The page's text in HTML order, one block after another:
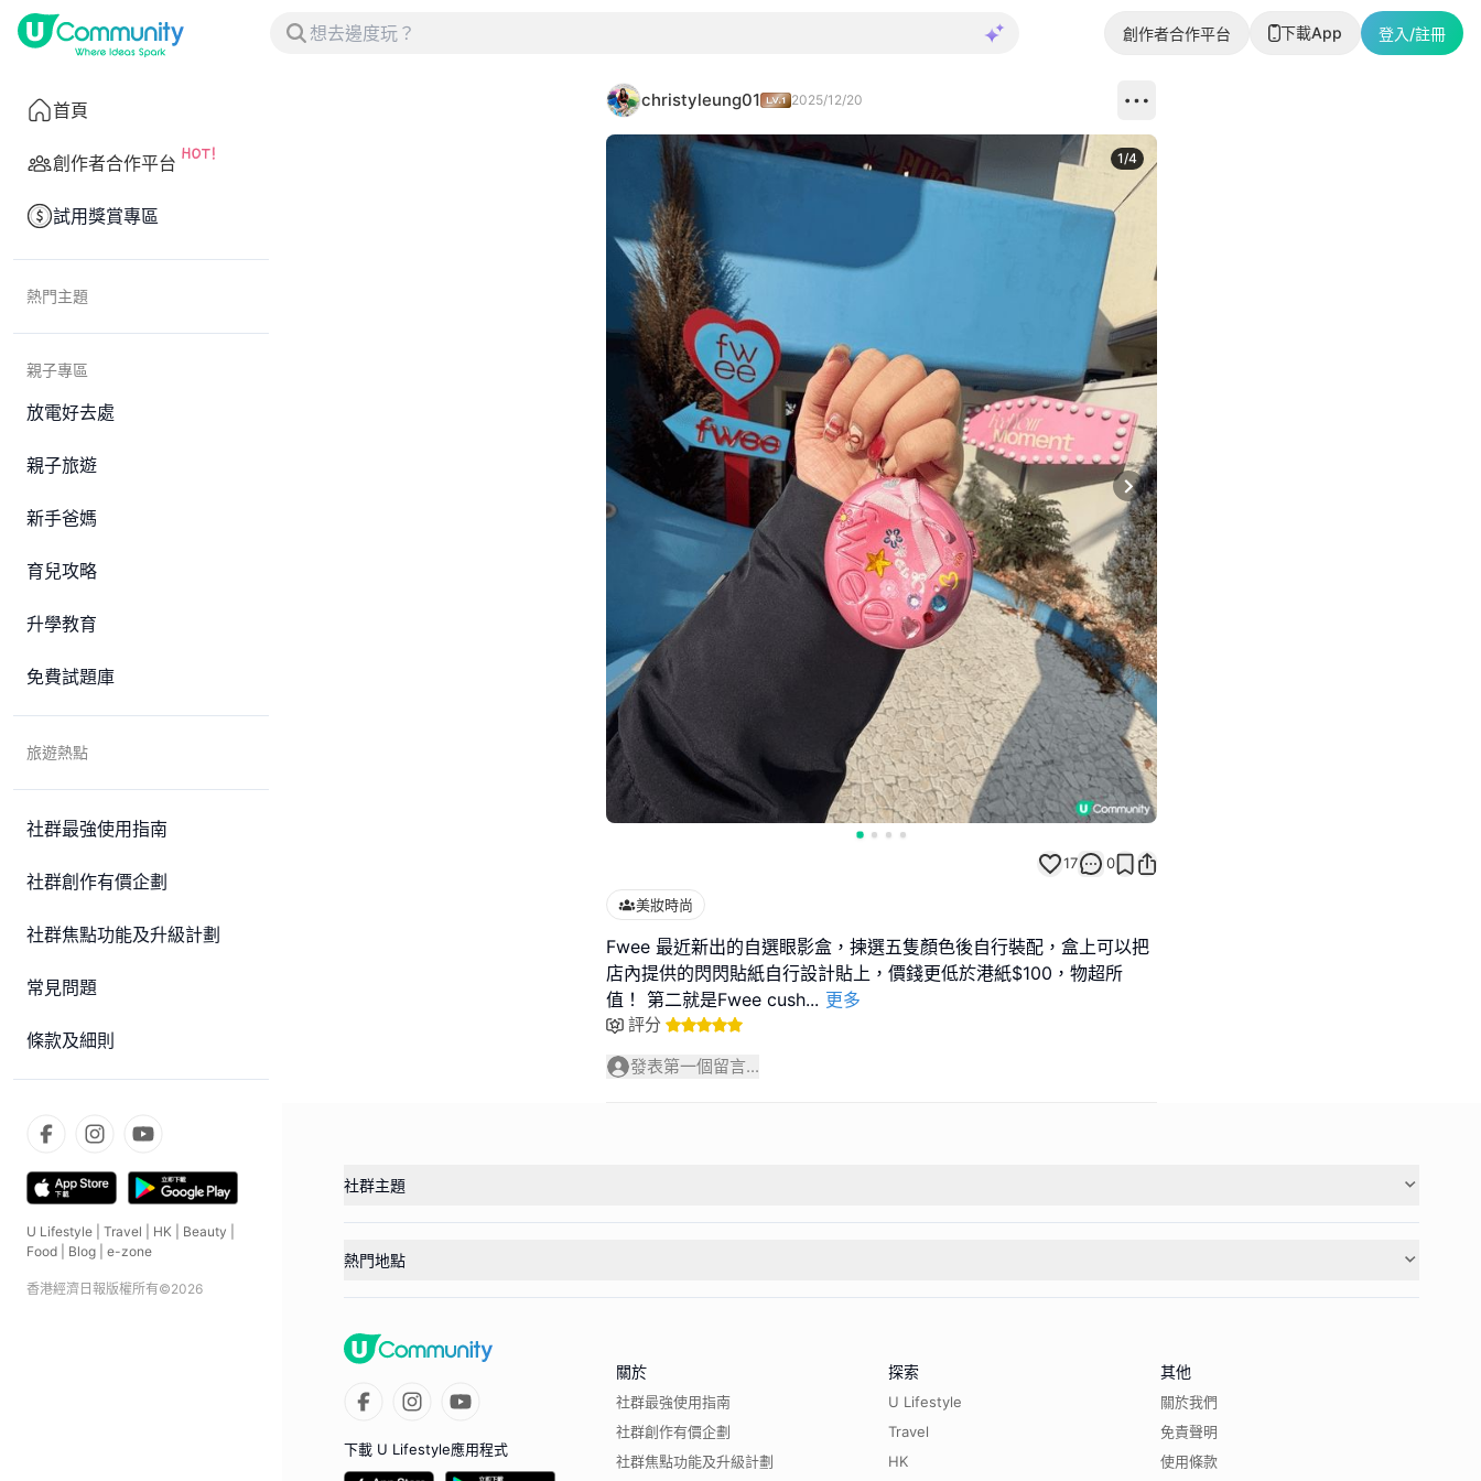
創作者合作平台 下載App 登入/註冊
首頁
創作者合作平台
試用獎賞專區
熱門主題
親子專區
放電好去處
親子旅遊
新手爸媽
育兒攻略
升學教育
免費試題庫
旅遊熱點
社群最強使用指南
社群創作有價企劃
社群焦點功能及升級計劃
常見問題
條款及細則
U Lifestyle Travel HK Beauty
Food
Blog e-zone
香港經濟日報版權所有©2026
christyleung01 2025/12/20
Next slide
1/4
17 0
美妝時尚
Fwee 最近新出的自選眼影盒，揀選五隻顏色後自行裝配，盒上可以把
店內提供的閃閃貼紙自行設計貼上，價錢更低於港紙$100，物超所
值！ 第二就是Fwee cush... 更多
評分
發表第一個留言...
社群主題
熱門地點
下載 U Lifestyle應用程式
關於
社群最強使用指南
社群創作有價企劃
社群焦點功能及升級計劃
探索
U Lifestyle
Travel
HK
其他
關於我們
免責聲明
使用條款